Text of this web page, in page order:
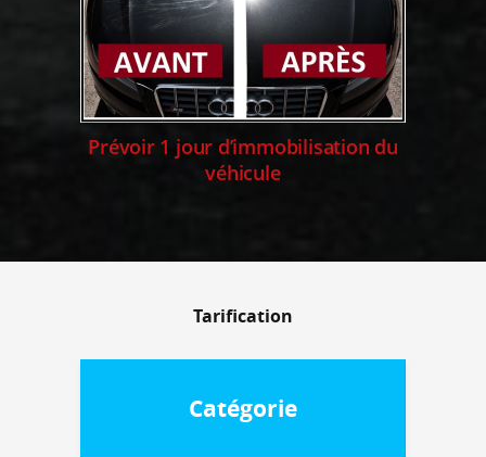
Prévoir 1 jour d’immobilisation du
véhicule
Tarification
Catégorie